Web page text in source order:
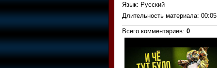
Язык: Русский
Длительность материала:
Всего комментариев: 0